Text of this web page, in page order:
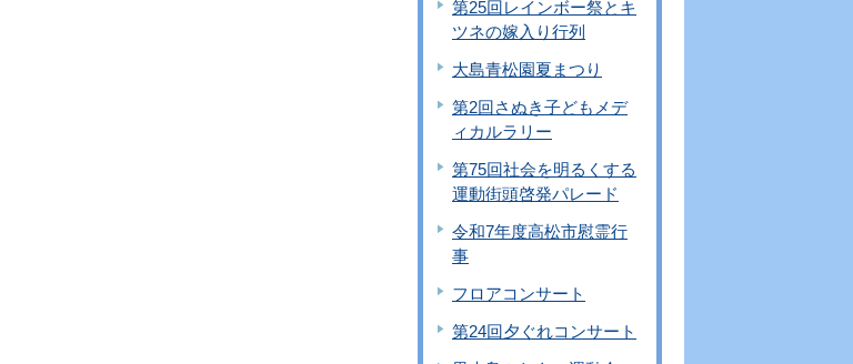
第25回レインボー祭とキ
ツネの嫁入り行列
大島青松園夏まつり
第2回さぬき子どもメデ
ィカルラリー
第75回社会を明るくする
運動街頭啓発パレード
令和7年度高松市慰霊行
事
フロアコンサート
第24回夕ぐれコンサート